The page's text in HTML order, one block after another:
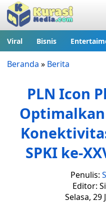
Viral Bisnis
Beranda » Berita
PLN Icon
SPKI ke-
Penulis:
Editor:
Selasa, 29